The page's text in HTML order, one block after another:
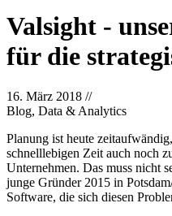
Valsight -
für die
16. März 2018 //
Blog, Data & Analytics
Planung ist heute
schnelllebigen Zeit auch noch
Unternehmen. Das muss nicht
junge Gründer 2015 in
Software, die sich diesen